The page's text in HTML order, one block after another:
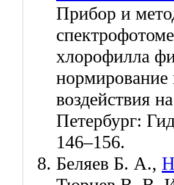
Прибор и
хлорофилла
нормирование
воздействия
Петербург:
146–156.
Беляев Б. А.,